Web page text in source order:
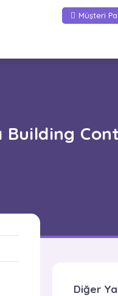
Müşteri
Building
Diğer